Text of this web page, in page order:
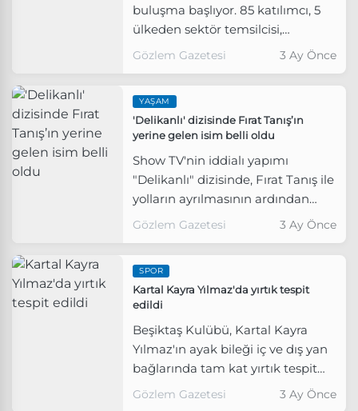
ömürlü olması açısından büyük
önem taşıdığı bilinmelidir.” dedi.
buluşma başlıyor. 85 katılımcı, 5
ülkeden sektör temsilcisi,
panellerden tadım etkinliklerine
Gözlem Gazetesi 3 Ay Önce
YAŞAM
'Delikanlı' dizisinde Fırat Tanış’ın
yerine gelen isim belli oldu
Show TV'nin iddialı yapımı
"Delikanlı" dizisinde, Fırat Tanış ile
yolların ayrılmasının ardından
Miran karakterini canlandıracak
Gözlem Gazetesi 3 Ay Önce
SPOR
Kartal Kayra Yılmaz'da yırtık tespit
edildi
Beşiktaş Kulübü, Kartal Kayra
Yılmaz'ın ayak bileği iç ve dış yan
bağlarında tam kat yırtık tespit
edildiğini açıkladı.
Gözlem Gazetesi 3 Ay Önce